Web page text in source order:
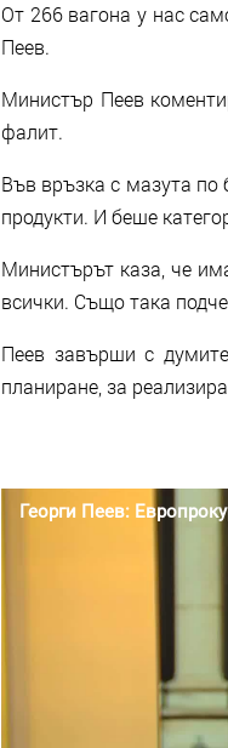
От 266 вагона у нас
Пеев.
Министър Пеев
фалит.
Във връзка с мазута по
продукти. И беше
Министърът каза, че
всички. Също така
Пеев завърши с
планиране, за